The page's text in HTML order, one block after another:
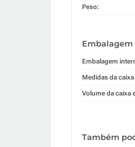
Peso:
Embalagem
Embalagem
Medidas da
Volume da caixa
Também